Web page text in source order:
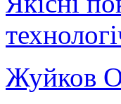
Жуйков